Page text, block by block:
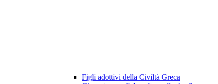
Figli adottivi della Civiltà Greca